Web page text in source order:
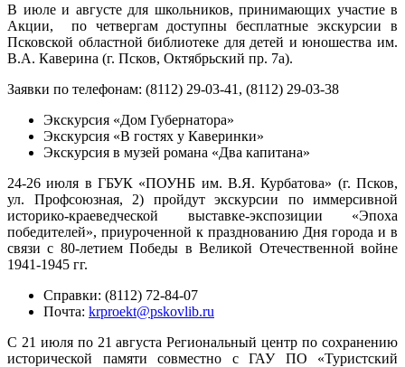
В июле и августе для школьников, принимающих участие в
Акции, по четвергам доступны бесплатные экскурсии в
Псковской областной библиотеке для детей и юношества им.
В.А. Каверина (г. Псков, Октябрьский пр. 7а).
Заявки по телефонам: (8112) 29-03-41, (8112) 29-03-38
Экскурсия «Дом Губернатора»
Экскурсия «В гостях у Каверинки»
Экскурсия в музей романа «Два капитана»
24-26 июля в ГБУК «ПОУНБ им. В.Я. Курбатова» (г. Псков,
ул. Профсоюзная, 2) пройдут экскурсии по иммерсивной
историко-краеведческой выставке-экспозиции «Эпоха
победителей», приуроченной к празднованию Дня города и в
связи с 80-летием Победы в Великой Отечественной войне
1941-1945 гг.
Справки: (8112) 72-84-07
Почта: krproekt@pskovlib.ru
С 21 июля по 21 августа Региональный центр по сохранению
исторической памяти совместно с ГАУ ПО «Туристский